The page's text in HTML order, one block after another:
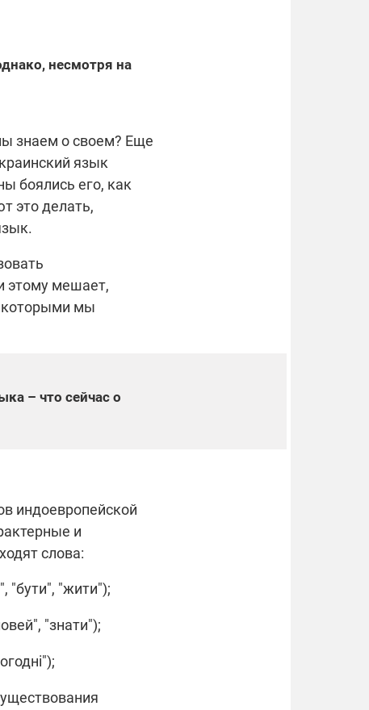
несмотря на
знаем о своем? Еще
язык
боялись его, как
это делать,
этому мешает,
которыми мы
– что сейчас о
индоевропейской
и
слова:
"бути", "жити");
"знати");